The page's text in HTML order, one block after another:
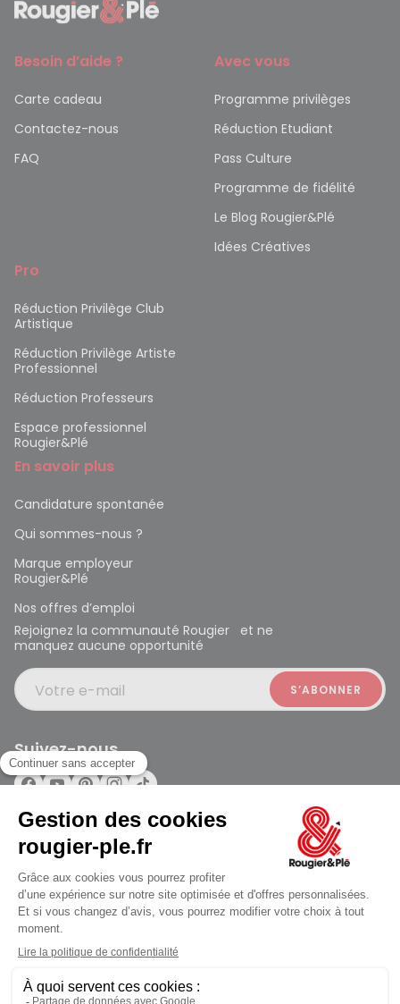
ouvert à 10:00
Besoin d’aide ?
Carte cadeau
Contactez-nous
FAQ
Avec vous
Programme privilèges
Réduction Etudiant
Pass Culture
Programme de fidélité
Le Blog Rougier&Plé
Idées Créatives
Pro
Réduction Privilège Club
Artistique
Réduction Privilège Artiste
Professionnel
Réduction Professeurs
Espace professionnel
Rougier&Plé
En savoir plus
Candidature spontanée
Qui sommes-nous ?
Marque employeur
Rougier&Plé
Nos offres d’emploi
Rejoignez la communauté Rougier et ne
manquez aucune opportunité
Votre e-mail
Suivez-nous
Rougier et Plé 2024 Copyright
Mentions légales
Conditions générales des ventes
Données personnelles